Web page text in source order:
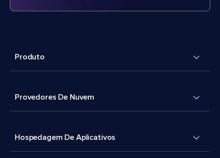
Produto
Provedores De Nuvem
Hospedagem De Aplicativos